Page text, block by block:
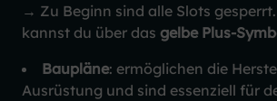
→ Zu Beginn sind alle Slots
kannst du über dasgelbe Plus-
Baupläne: ermöglichen die
Ausrüstung und sind essenziell für